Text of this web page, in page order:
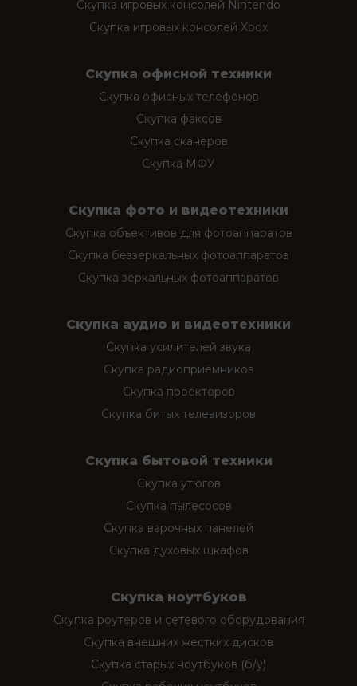
Скупка игровых консолей Nintendo
Скупка игровых консолей Xbox
Скупка офисной техники
Скупка офисных телефонов
Скупка факсов
Скупка сканеров
Скупка МФУ
Скупка фото и видеотехники
Скупка объективов для фотоаппаратов
Скупка беззеркальных фотоаппаратов
Скупка зеркальных фотоаппаратов
Скупка аудио и видеотехники
Скупка усилителей звука
Скупка радиоприёмников
Скупка проекторов
Скупка битых телевизоров
Скупка бытовой техники
Скупка утюгов
Скупка пылесосов
Скупка варочных панелей
Скупка духовых шкафов
Скупка ноутбуков
Скупка роутеров и сетевого оборудования
Скупка внешних жестких дисков
Скупка старых ноутбуков (б/у)